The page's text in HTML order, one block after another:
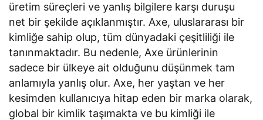
üretim süreçleri ve yanlış bilgilere karşı duruşu
net bir şekilde açıklanmıştır. Axe, uluslararası bir
kimliğe sahip olup, tüm dünyadaki çeşitliliği ile
tanınmaktadır. Bu nedenle, Axe ürünlerinin
sadece bir ülkeye ait olduğunu düşünmek tam
anlamıyla yanlış olur. Axe, her yaştan ve her
kesimden kullanıcıya hitap eden bir marka olarak,
global bir kimlik taşımakta ve bu kimliği ile